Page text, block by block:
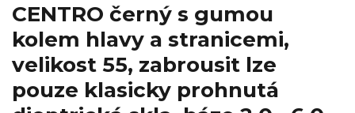
CENTRO černý s gumou
kolem hlavy a stranicemi,
velikost 55, zabrousit lze
pouze klasicky prohnutá